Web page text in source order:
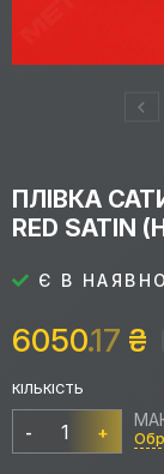
ПЛІВКА
RED SATIN
Є В
6050.17 ₴
КІЛЬКІСТЬ
- +